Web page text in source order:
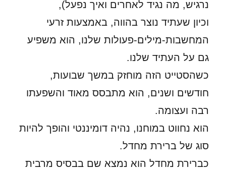
נרגיש, מה נגיד לאחרים ואיך נפעל),
וכיון שעתיד נוצר בהווה, באמצעות זרעי
המחשבות-מילים-פעולות שלנו, הוא משפיע
גם על העתיד שלנו.
כשהסטייט הזה מוחזק במשך שבועות,
חודשים ושנים, הוא מתבסס מאוד והשפעתו
רבה ועצומה.
הוא נחווט במוחנו, נהיה דומיננטי והופך להיות
סוג של ברירת מחדל.
כברירת מחדל הוא נמצא שם בבסיס מרבית